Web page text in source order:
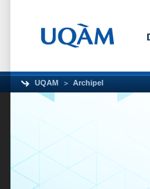
UQAM Archipel